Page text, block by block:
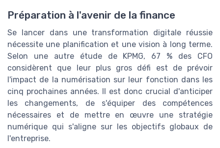
Préparation à l'avenir de la finance
Se lancer dans une transformation digitale réussie
nécessite une planification et une vision à long terme.
Selon une autre étude de KPMG, 67 % des CFO
considèrent que leur plus gros défi est de prévoir
l'impact de la numérisation sur leur fonction dans les
cinq prochaines années. Il est donc crucial d'anticiper
les changements, de s'équiper des compétences
nécessaires et de mettre en œuvre une stratégie
numérique qui s'aligne sur les objectifs globaux de
l'entreprise.